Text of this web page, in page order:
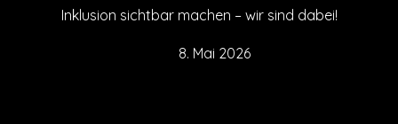
Inklusion sichtbar machen – wir sind dabei!
8. Mai 2026